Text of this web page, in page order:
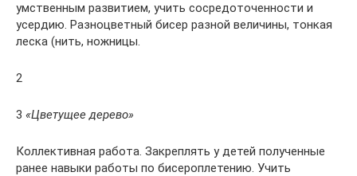
умственным развитием, учить сосредоточенности и
усердию. Разноцветный бисер разной величины, тонкая
леска (нить, ножницы.
2
3 «Цветущее дерево»
Коллективная работа. Закреплять у детей полученные
ранее навыки работы по бисероплетению. Учить